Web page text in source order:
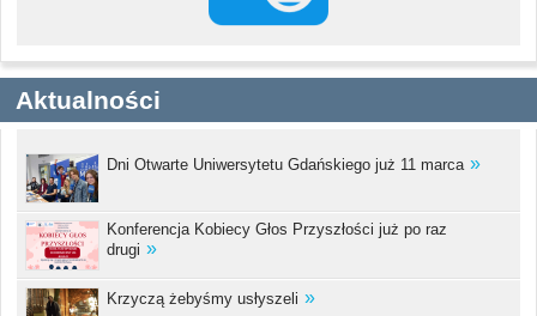
Aktualności
Dni Otwarte Uniwersytetu Gdańskiego już 11 marca
Konferencja Kobiecy Głos Przyszłości już po raz
drugi
Krzyczą żebyśmy usłyszeli